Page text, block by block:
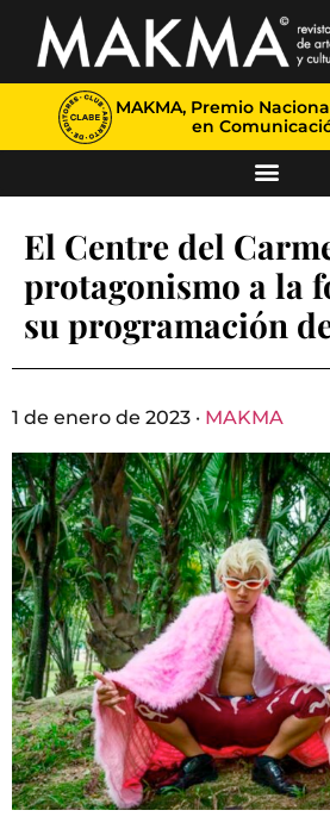
MAKMA, Premio
en
El Centre del
protagonismo a la
su programación
1 de enero de 2023 · MAKMA